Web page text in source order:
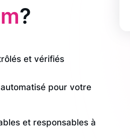
?
et vérifiés
pour votre
et responsables à